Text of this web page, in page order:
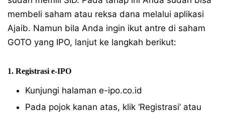
membeli saham atau reksa dana melalui aplikasi
Ajaib. Namun bila Anda ingin ikut antre di saham
GOTO yang IPO, lanjut ke langkah berikut:
1. Registrasi e-IPO
Kunjungi halaman e-ipo.co.id
Pada pojok kanan atas, klik ‘Registrasi’ atau